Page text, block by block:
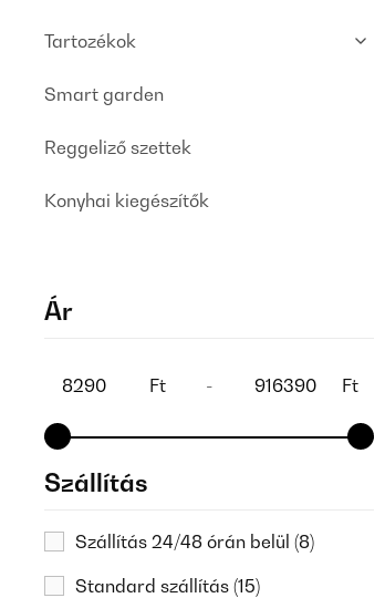
Tartozékok
Smart garden
Reggeliző szettek
Konyhai kiegészítők
Ár
Ft - Ft
Szállítás
Szállítás 24/48 órán belül (8)
Standard szállítás (15)